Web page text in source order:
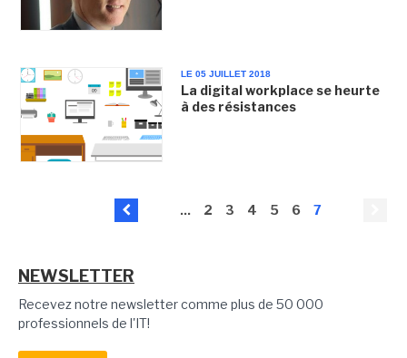
LE 05 JUILLET 2018
La digital workplace se heurte
à des résistances
... 2 3 4 5 6 7
NEWSLETTER
Recevez notre newsletter comme plus de 50 000
professionnels de l'IT!